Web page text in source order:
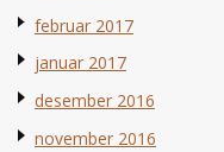
februar 2017
januar 2017
desember 2016
november 2016